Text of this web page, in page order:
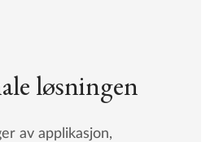
løsningen
av applikasjon,